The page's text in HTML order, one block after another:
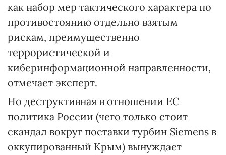
как набор мер тактического характера по
противостоянию отдельно взятым
рискам, преимущественно
террористической и
киберинформационной направленности,
отмечает эксперт.
Но деструктивная в отношении ЕС
политика России (чего только стоит
скандал вокруг поставки турбин Siemens в
оккупированный Крым) вынуждает